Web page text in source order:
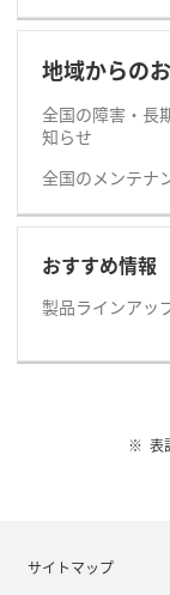
地域からの
全国の障害・長
知らせ
全国のメンテナ
おすすめ情報
製品ラインアッ
表
サイトマップ